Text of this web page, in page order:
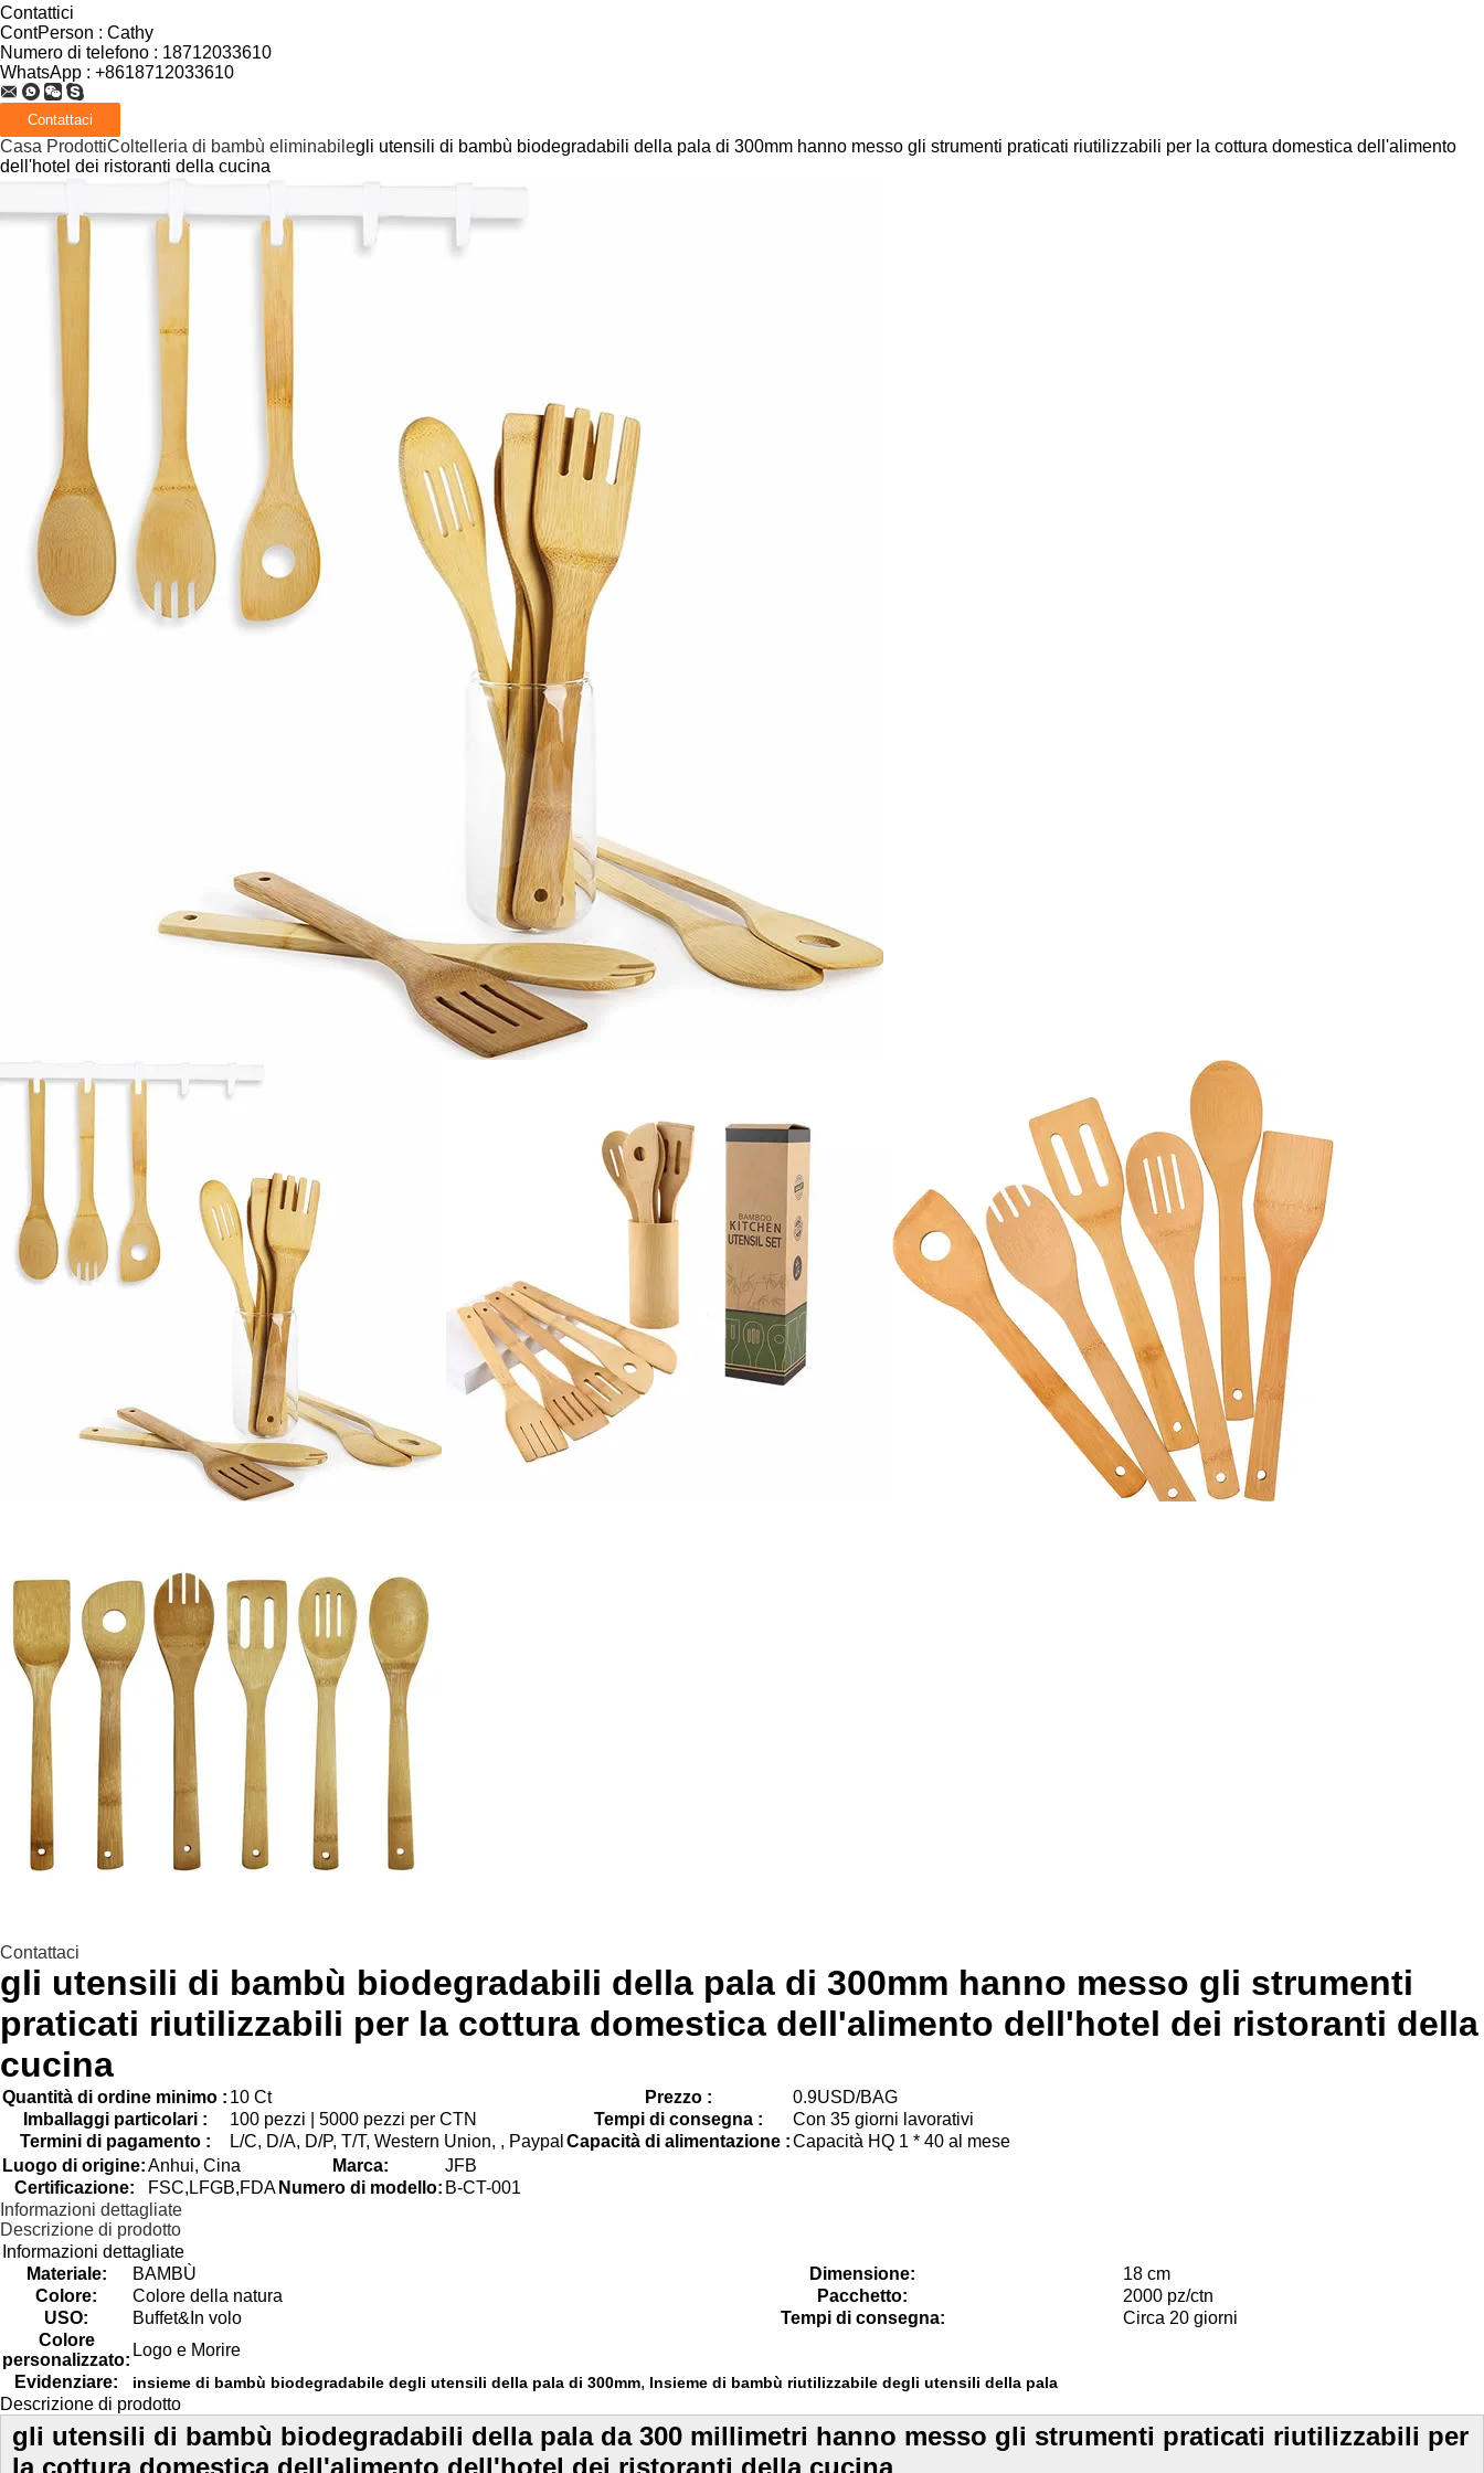
Contattici
ContPerson : Cathy
Numero di telefono : 18712033610
WhatsApp : +8618712033610
Casa ProdottiColtelleria di bambù eliminabilegli utensili di bambù biodegradabili della pala di 300mm hanno messo gli strumenti praticati riutilizzabili per la cottura domestica dell'alimento
dell'hotel dei ristoranti della cucina
Contattaci
gli utensili di bambù biodegradabili della pala di 300mm hanno messo gli strumenti
praticati riutilizzabili per la cottura domestica dell'alimento dell'hotel dei ristoranti della
cucina
Quantità di ordine minimo : 10 Ct Prezzo :
0.9USD/BAG
Imballaggi particolari :
100 pezzi | 5000 pezzi per CTN Tempi di consegna :
Con 35 giorni lavorativi
Termini di pagamento :
L/C, D/A, D/P, T/T, Western Union, , Paypal Capacità di alimentazione :Capacità HQ 1 * 40 al mese
Luogo di origine:Anhui, Cina Marca:
JFB
Certificazione:
FSC,LFGB,FDA Numero di modello: B-CT-001
Informazioni dettagliate
Descrizione di prodotto
Informazioni dettagliate
Materiale:
BAMBÙ Dimensione:
18 cm
Colore:
Colore della natura Pacchetto:
2000 pz/ctn
USO:
Buffet&In volo Tempi di consegna:
Circa 20 giorni
Colore
personalizzato:
Logo e Morire
Evidenziare:
insieme di bambù biodegradabile degli utensili della pala di 300mm, Insieme di bambù riutilizzabile degli utensili della pala
Descrizione di prodotto
gli utensili di bambù biodegradabili della pala da 300 millimetri hanno messo gli strumenti praticati riutilizzabili per
la cottura domestica dell'alimento dell'hotel dei ristoranti della cucina